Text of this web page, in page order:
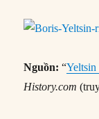
Nguồn: “Yeltsin
History.com